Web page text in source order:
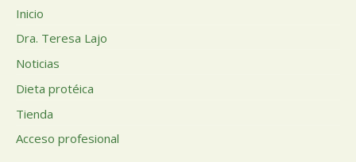
Inicio
Dra. Teresa Lajo
Noticias
Dieta protéica
Tienda
Acceso profesional